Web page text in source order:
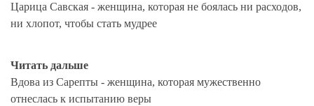
Царица Савская - женщина, которая не боялась ни расходов,
ни хлопот, чтобы стать мудрее
Читать дальше
Вдова из Сарепты - женщина, которая мужественно
отнеслась к испытанию веры